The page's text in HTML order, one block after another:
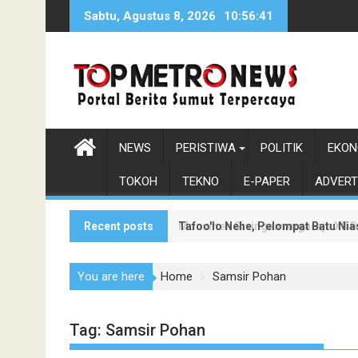
Sabtu, Agustus 8, 2026 10:56:42
NEWS PERISTIWA POLITIK
TOKOH TEKNO E-PAPER
Recent posts Tafoo'lo Nehe, Pelompat Batu
Monumen Sisingamangaraja XII
You are here Home Samsir Pohan
Tag: Samsir Pohan